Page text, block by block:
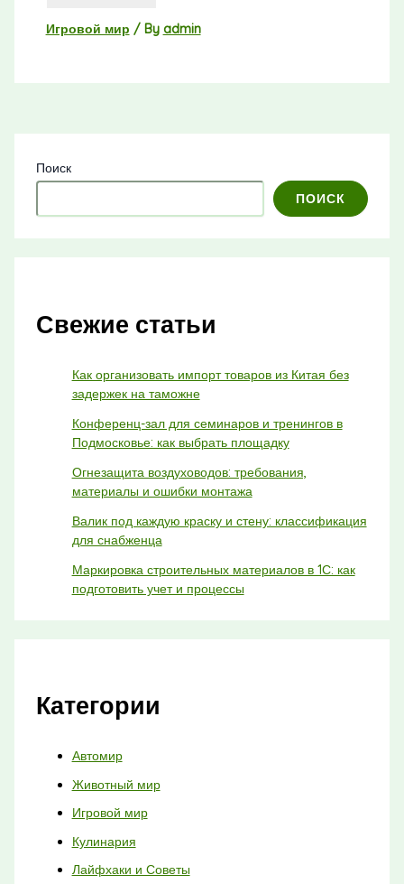
Игровой мир / By admin
Поиск
ПОИСК
Свежие статьи
Как организовать импорт товаров из Китая без
задержек на таможне
Конференц-зал для семинаров и тренингов в
Подмосковье: как выбрать площадку
Огнезащита воздуховодов: требования,
материалы и ошибки монтажа
Валик под каждую краску и стену: классификация
для снабженца
Маркировка строительных материалов в 1С: как
подготовить учет и процессы
Категории
Автомир
Животный мир
Игровой мир
Кулинария
Лайфхаки и Советы